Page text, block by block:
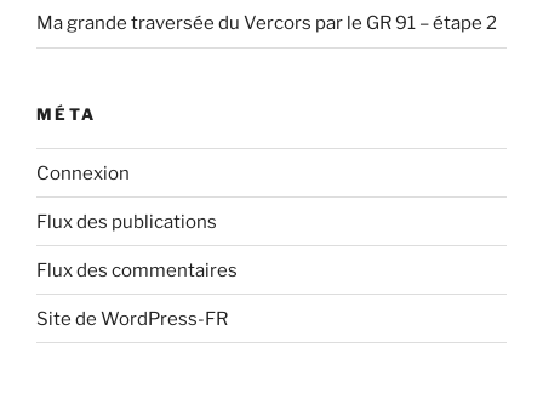
Ma grande traversée du Vercors par le GR 91 – étape 2
MÉTA
Connexion
Flux des publications
Flux des commentaires
Site de WordPress-FR